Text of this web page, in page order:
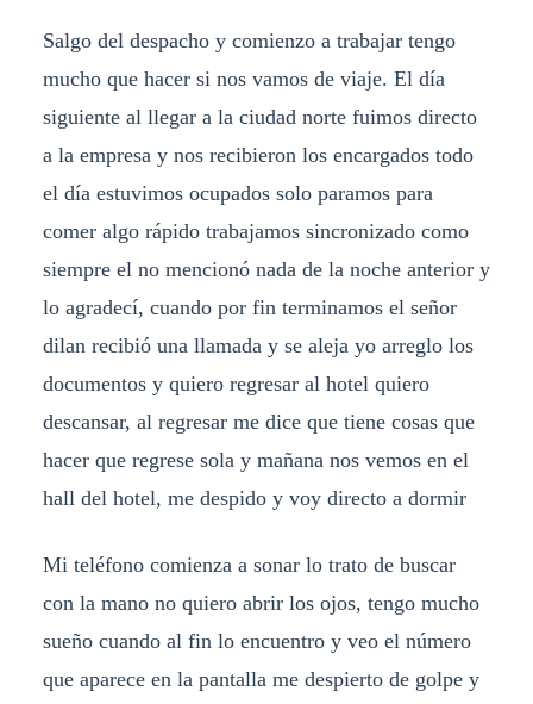
Salgo del despacho y comienzo a trabajar tengo
mucho que hacer si nos vamos de viaje. El día
siguiente al llegar a la ciudad norte fuimos directo
a la empresa y nos recibieron los encargados todo
el día estuvimos ocupados solo paramos para
comer algo rápido trabajamos sincronizado como
siempre el no mencionó nada de la noche anterior y
lo agradecí, cuando por fin terminamos el señor
dilan recibió una llamada y se aleja yo arreglo los
documentos y quiero regresar al hotel quiero
descansar, al regresar me dice que tiene cosas que
hacer que regrese sola y mañana nos vemos en el
hall del hotel, me despido y voy directo a dormir
Mi teléfono comienza a sonar lo trato de buscar
con la mano no quiero abrir los ojos, tengo mucho
sueño cuando al fin lo encuentro y veo el número
que aparece en la pantalla me despierto de golpe y